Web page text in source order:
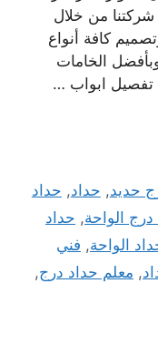
من خلال
كافة أنواع
وبأفضل الخامات
تفصيل ابواب …
حديد, حداد, حداد
درج الواحة, حداد
الواحة, فني
, معلم حداد درج,